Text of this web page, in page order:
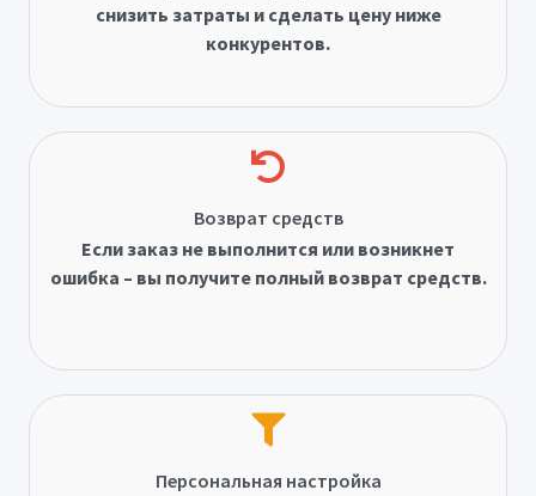
снизить затраты и сделать цену ниже
конкурентов.
Возврат средств
Если заказ не выполнится или возникнет
ошибка – вы получите полный возврат средств.
Персональная настройка